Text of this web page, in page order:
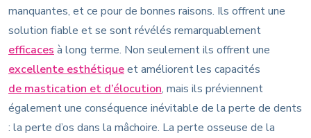
manquantes, et ce pour de bonnes raisons. Ils offrent une
solution fiable et se sont révélés remarquablement
efficaces à long terme. Non seulement ils offrent une
excellente esthétiqueet améliorent les capacités
de mastication et d’élocution, mais ils préviennent
également une conséquence inévitable de la perte de dents
: la perte d’os dans la mâchoire. La perte osseuse de la